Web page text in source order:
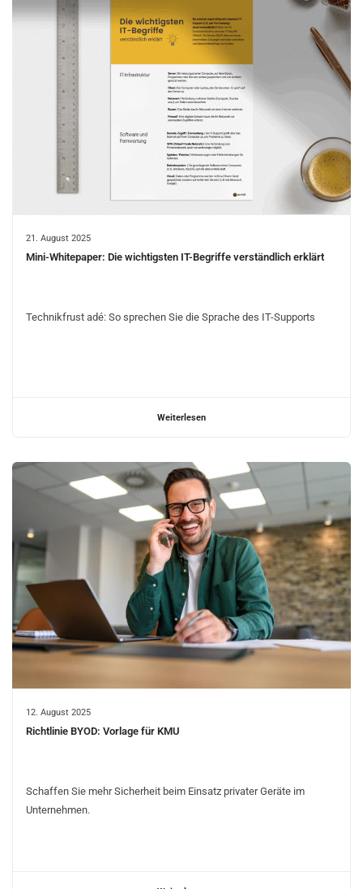
21. August 2025
Mini-Whitepaper: Die wichtigsten IT-Begriffe verständlich erklärt
Technikfrust adé: So sprechen Sie die Sprache des IT-Supports
Weiterlesen
12. August 2025
Richtlinie BYOD: Vorlage für KMU
Schaffen Sie mehr Sicherheit beim Einsatz privater Geräte im
Unternehmen.